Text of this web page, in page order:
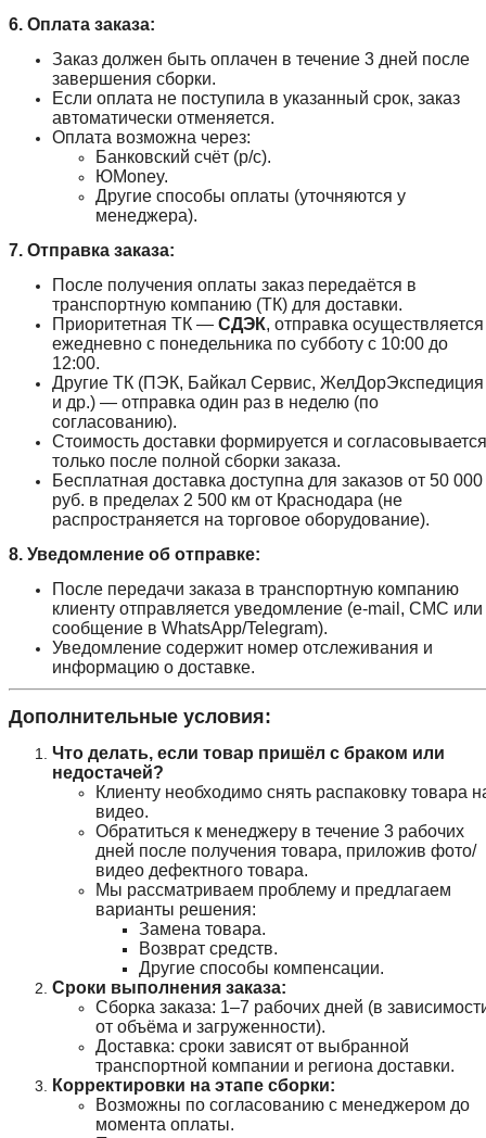
6. Оплата заказа:
Заказ должен быть оплачен в течение 3 дней после
завершения сборки.
Если оплата не поступила в указанный срок, заказ
автоматически отменяется.
Оплата возможна через:
Банковский счёт (р/с).
ЮMoney.
Другие способы оплаты (уточняются у
менеджера).
7. Отправка заказа:
После получения оплаты заказ передаётся в
транспортную компанию (ТК) для доставки.
Приоритетная ТК — СДЭК, отправка осуществляется
ежедневно с понедельника по субботу с 10:00 до
12:00.
Другие ТК (ПЭК, Байкал Сервис, ЖелДорЭкспедиция
и др.) — отправка один раз в неделю (по
согласованию).
Стоимость доставки формируется и согласовывается
только после полной сборки заказа.
Бесплатная доставка доступна для заказов от 50 000
руб. в пределах 2 500 км от Краснодара (не
распространяется на торговое оборудование).
8. Уведомление об отправке:
После передачи заказа в транспортную компанию
клиенту отправляется уведомление (e-mail, СМС или
сообщение в WhatsApp/Telegram).
Уведомление содержит номер отслеживания и
информацию о доставке.
Дополнительные условия:
Что делать, если товар пришёл с браком или
недостачей?
Клиенту необходимо снять распаковку товара
видео.
Обратиться к менеджеру в течение 3 рабочих
дней после получения товара, приложив фото/
видео дефектного товара.
Мы рассматриваем проблему и предлагаем
варианты решения:
Замена товара.
Возврат средств.
Другие способы компенсации.
Сроки выполнения заказа:
Сборка заказа: 1–7 рабочих дней (в
от объёма и загруженности).
Доставка: сроки зависят от выбранной
транспортной компании и региона доставки.
Корректировки на этапе сборки:
Возможны по согласованию с менеджером до
момента оплаты.